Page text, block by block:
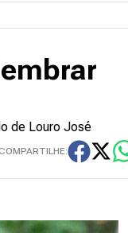
de Louro José